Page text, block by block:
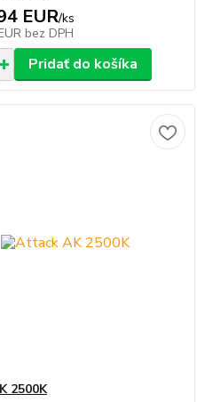
EUR/ks
bez DPH
Pridať do košíka
2500K